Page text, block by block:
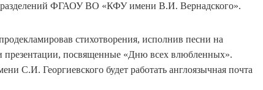
ФГАОУ ВО «КФУ имени В.И. Вернадского».
стихотворения, исполнив песни на
презентации, посвященные «Дню всех влюбленных».
С.И. Георгиевского будет работать англоязычная почта